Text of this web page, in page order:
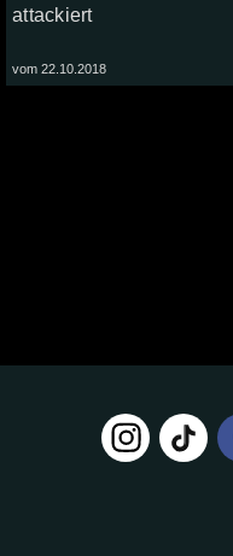
attackiert
vom 22.10.2018